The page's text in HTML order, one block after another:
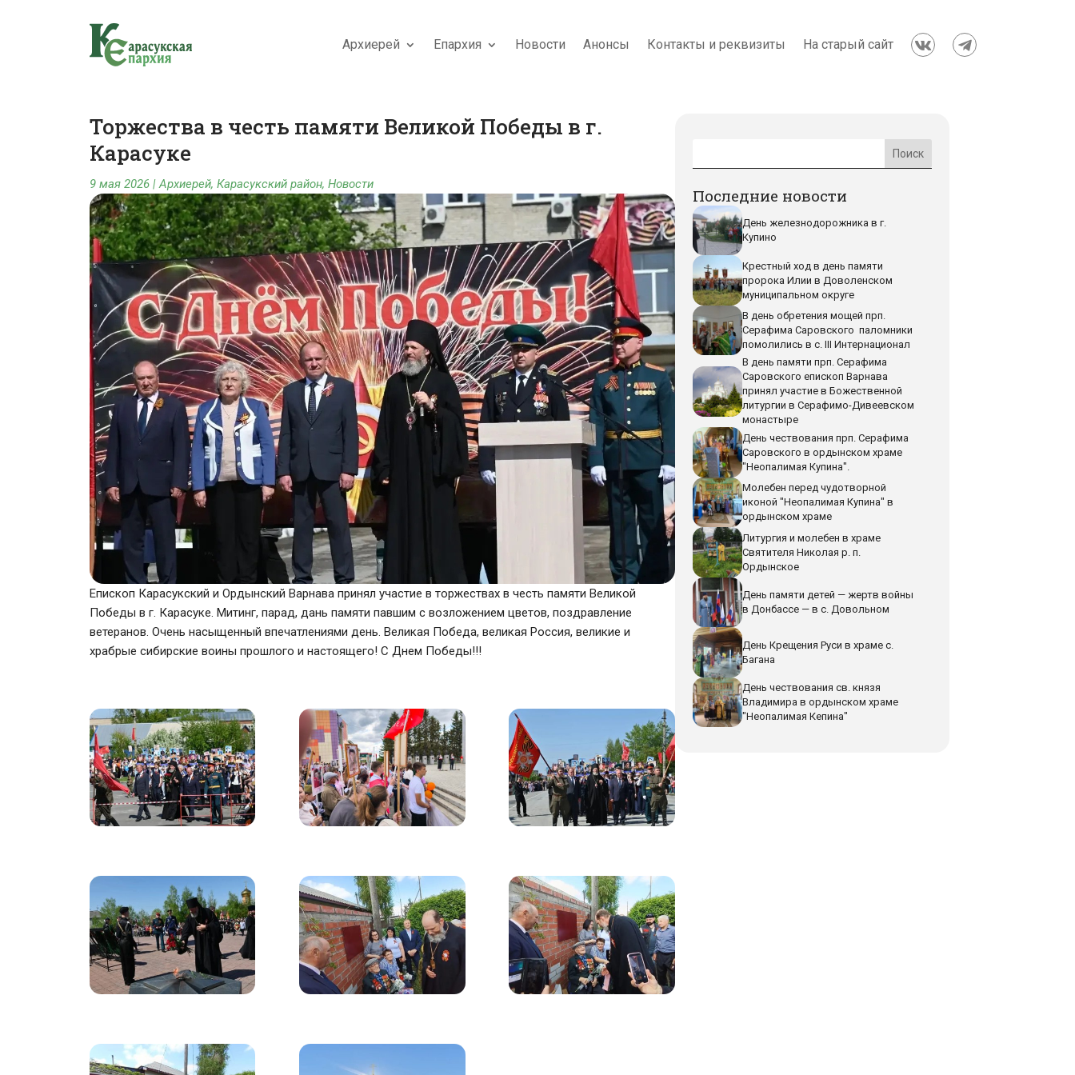
Архиерей Епархия Новости Анонсы Контакты и реквизиты На старый сайт  
Торжества в честь памяти Великой Победы в г.
Карасуке
9 мая 2026 |Архиерей, Карасукский район, Новости
Епископ Карасукский и Ордынский Варнава принял участие в торжествах в честь памяти Великой
Победы в г. Карасуке. Митинг, парад, дань памяти павшим с возложением цветов, поздравление
ветеранов. Очень насыщенный впечатлениями день. Великая Победа, великая Россия, великие и
храбрые сибирские воины прошлого и настоящего! С Днем Победы!!!
Последние новости
День железнодорожника в г.
Купино
Крестный ход в день памяти
пророка Илии в Доволенском
муниципальном округе
В день обретения мощей прп.
Серафима Саровского паломники
помолились в с. III Интернационал
В день памяти прп. Серафима
Саровского епископ Варнава
принял участие в Божественной
литургии в Серафимо-Дивеевском
монастыре
День чествования прп. Серафима
Саровского в ордынском храме
"Неопалимая Купина".
Молебен перед чудотворной
иконой "Неопалимая Купина" в
ордынском храме
Литургия и молебен в храме
Святителя Николая р. п.
Ордынское
День памяти детей — жертв войны
в Донбассе — в с. Довольном
День Крещения Руси в храме с.
Багана
День чествования св. князя
Владимира в ордынском храме
"Неопалимая Кепина"